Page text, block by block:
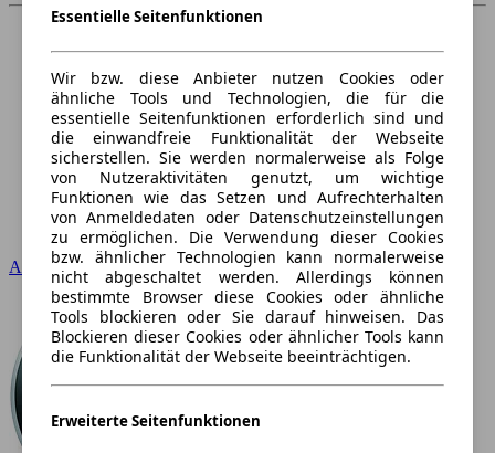
Audi
Essentielle Seitenfunktionen
Wir bzw. diese Anbieter nutzen Cookies oder
ähnliche Tools und Technologien, die für die
essentielle Seitenfunktionen erforderlich sind und
die einwandfreie Funktionalität der Webseite
sicherstellen. Sie werden normalerweise als Folge
von Nutzeraktivitäten genutzt, um wichtige
Funktionen wie das Setzen und Aufrechterhalten
von Anmeldedaten oder Datenschutzeinstellungen
zu ermöglichen. Die Verwendung dieser Cookies
bzw. ähnlicher Technologien kann normalerweise
nicht abgeschaltet werden. Allerdings können
bestimmte Browser diese Cookies oder ähnliche
Tools blockieren oder Sie darauf hinweisen. Das
Blockieren dieser Cookies oder ähnlicher Tools kann
die Funktionalität der Webseite beeinträchtigen.
Erweiterte Seitenfunktionen